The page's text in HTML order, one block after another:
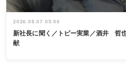
2026.08.07 05:00
新社長に聞く／トピー実業／酒井 哲
献